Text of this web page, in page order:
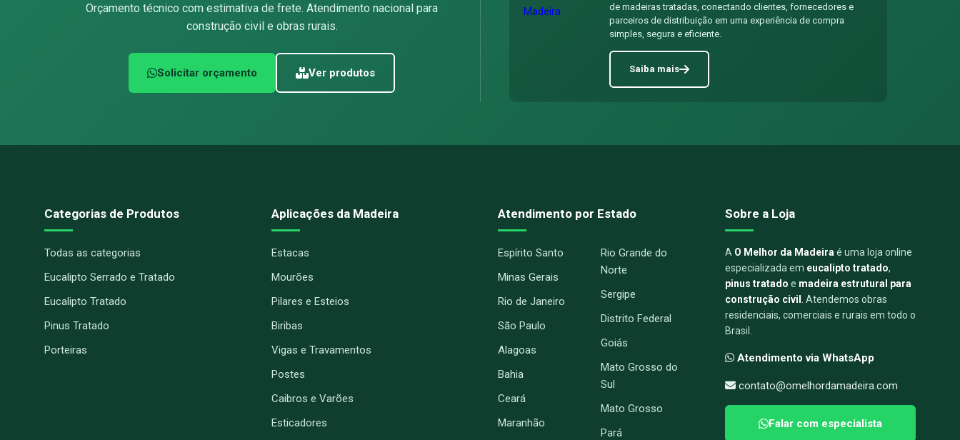
Orçamento técnico com estimativa de frete. Atendimento nacional para
construção civil e obras rurais.
Solicitar orçamento Ver produtos
de madeiras tratadas, conectando clientes, fornecedores e
parceiros de distribuição em uma experiência de compra
simples, segura e eficiente.
Saiba mais
Categorias de Produtos
Todas as categorias
Eucalipto Serrado e Tratado
Eucalipto Tratado
Pinus Tratado
Porteiras
Aplicações da Madeira
Estacas
Mourões
Pilares e Esteios
Biribas
Vigas e Travamentos
Postes
Caibros e Varões
Esticadores
Atendimento por Estado
Espírito Santo
Minas Gerais
Rio de Janeiro
São Paulo
Alagoas
Bahia
Ceará
Maranhão
Rio Grande do
Norte
Sergipe
Distrito Federal
Goiás
Mato Grosso do
Sul
Mato Grosso
Pará
Sobre a Loja
A O Melhor da Madeira é uma loja online
especializada em eucalipto tratado,
pinus tratado e madeira estrutural para
construção civil . Atendemos obras
residenciais, comerciais e rurais em todo o
Brasil.
Atendimento via WhatsApp
contato@omelhordamadeira.com
Falar com especialista